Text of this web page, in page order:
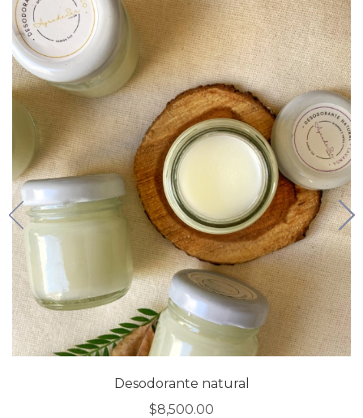
Desodorante natural
$8,500.00